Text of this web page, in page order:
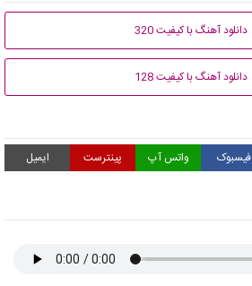
دانلود آهنگ با کیفیت 320
دانلود آهنگ با کیفیت 128
فیسبوک واتس آپ پینترست ایمیل